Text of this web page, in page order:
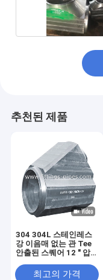
추천된 제품
304 304L 스테인레스
강 이음매 없는 관 Tee
안출된 스퀘어 12 " 압
최고의 가격